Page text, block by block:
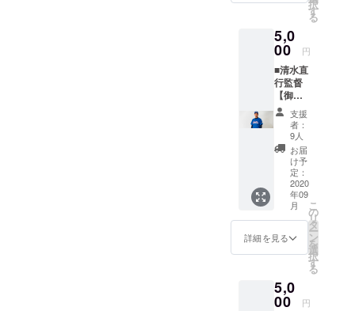
ます。
※マフ
ラータ
オルの
デザイ
ンは変
更の可
能性も
ござい
ます。
琉球ブ
ルー
オー
シャン
ズを応
援した
いとい
う方は
こちら
よりご
支援を
よろし
くお願
いいた
しま
す。 以
下、ご
ます。
※マフ
ジ画像
しまし
た。 三
好一生
選手の
サイン
入り御
礼手紙
をメー
ルで送
らせて
いただ
くのに
加え、
三好一
生選手
のオリ
ジナル
お送り
いたし
択
す
る
5,0
00 円
■清水直
行監督
【御礼
手紙＋
清水直
行監督
オリジ
ナルマ
フラー
タオ
ル】 清
水直行
監督の
サイン
入り御
礼手紙
ルで送
らせて
支援
者：
9人
お届
け予
定：
2020
年09
月
詳細を見る
こ
の
リ
タ
ー
ン
を
選
択
す
る
5,0
00 円